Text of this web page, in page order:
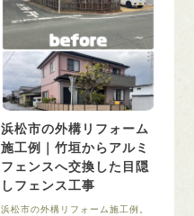
浜松市の外構リフォーム
施工例｜竹垣からアルミ
フェンスへ交換した目隠
しフェンス工事
浜松市の外構リフォーム施工例。